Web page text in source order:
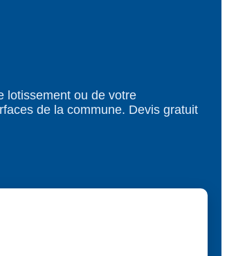
lotissement ou de votre
de la commune. Devis gratuit